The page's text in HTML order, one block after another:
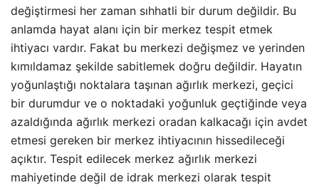
değiştirmesi her zaman sıhhatli bir durum değildir. Bu
anlamda hayat alanı için bir merkez tespit etmek
ihtiyacı vardır. Fakat bu merkezi değişmez ve yerinden
kımıldamaz şekilde sabitlemek doğru değildir. Hayatın
yoğunlaştığı noktalara taşınan ağırlık merkezi, geçici
bir durumdur ve o noktadaki yoğunluk geçtiğinde veya
azaldığında ağırlık merkezi oradan kalkacağı için avdet
etmesi gereken bir merkez ihtiyacının hissedileceği
açıktır. Tespit edilecek merkez ağırlık merkezi
mahiyetinde değil de idrak merkezi olarak tespit